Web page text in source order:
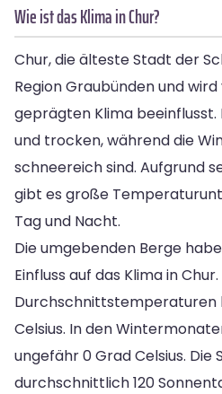
Wie ist das Klima in Chur?
Chur, die älteste Stadt der
Region Graubünden und
geprägten Klima
und trocken, während die
schneereich sind. Aufgrund
gibt es große
Tag und Nacht.
Die umgebenden Berge
Einfluss auf das Klima in
Durchschnittstemperaturen
Celsius. In den
ungefähr 0 Grad Celsius. Die
durchschnittlich 120